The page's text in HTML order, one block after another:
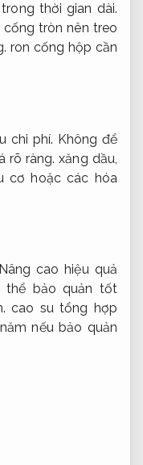
thời gian dài.
cống tròn nên treo
ron cống hộp cần
chi phí. Không để
rõ ràng. xăng dầu,
cơ hoặc các hóa
Nâng cao hiệu quả
thể bảo quản tốt
cao su tổng hợp
nếu bảo quản